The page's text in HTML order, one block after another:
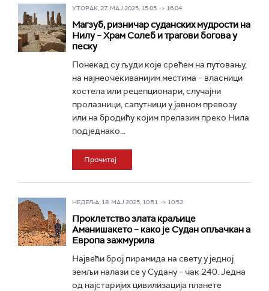
УТОРАК, 27. МАЈ 2025, 15:05 -> 16:04
Магзуб, ризничар суданских мудрости на
Нилу – Храм Солеб и трагови богова у
песку
Понекад су људи које срећем на путовању,
на најнеочекиванијим местима – власници
хостела или рецепционари, случајни
пролазници, сапутници у јавном превозу
или на бродићу којим прелазим преко Нила
подједнако...
Прочитај
НЕДЕЉА, 18. МАЈ 2025, 10:51 -> 10:52
Проклетство злата краљице
Аманишакето – како је Судан опљачкан а
Европа зажмурила
Највећи број пирамида на свету у једној
земљи налази се у Судану – чак 240. Једна
од најстаријих цивилизација планете